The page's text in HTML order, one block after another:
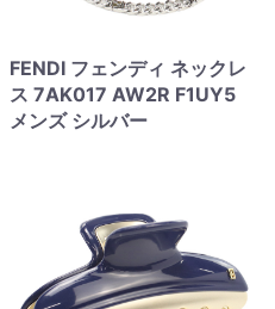
FENDI フェンディ ネックレ
ス 7AK017 AW2R F1UY5
メンズ シルバー